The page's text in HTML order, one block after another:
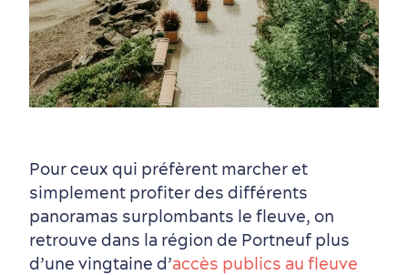
Pour ceux qui préfèrent marcher et
simplement profiter des différents
panoramas surplombants le fleuve, on
retrouve dans la région de Portneuf plus
d’une vingtaine d’accès publics au fleuve